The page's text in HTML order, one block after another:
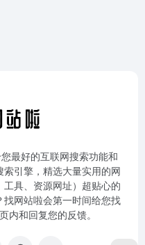
最好的互联网搜索功能和
引擎，精选大量实用的网
具、资源网址）超贴心的
网站啦会第一时间给您找
内和回复您的反馈。